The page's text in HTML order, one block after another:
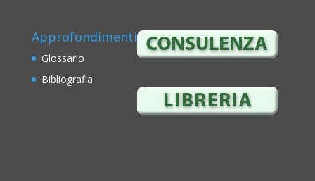
Approfondimenti
Glossario
Bibliografia